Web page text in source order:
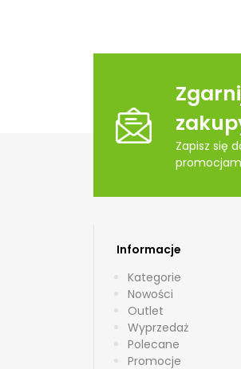
Zapisz się
Informacje
Kategorie
Nowości
Outlet
Wyprzedaż
Polecane
Promocje